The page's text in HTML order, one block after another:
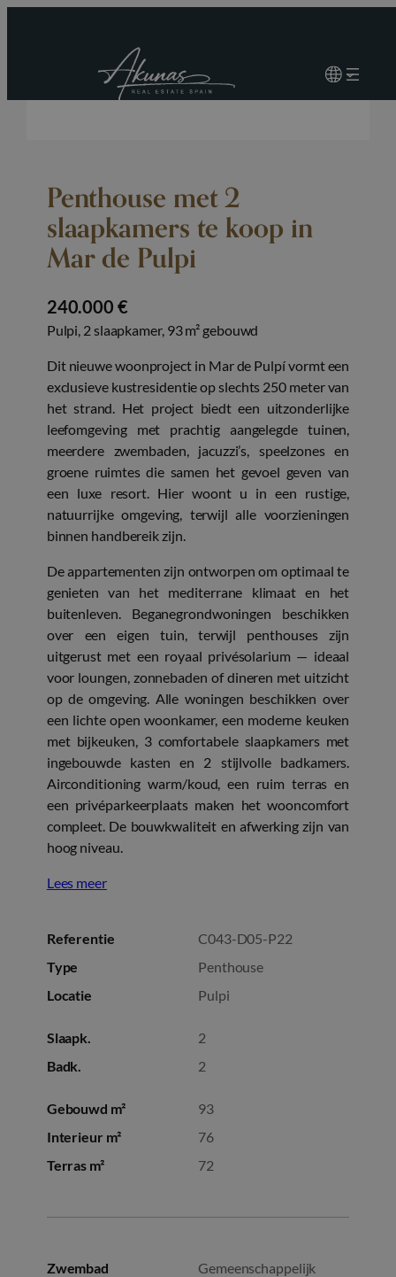
Penthouse met 2
slaapkamers te koop in
Mar de Pulpi
240.000 €
Pulpi, 2 slaapkamer, 93 m² gebouwd
Dit nieuwe woonproject in Mar de Pulpí vormt een
exclusieve kustresidentie op slechts 250 meter van
het strand. Het project biedt een uitzonderlijke
leefomgeving met prachtig aangelegde tuinen,
meerdere zwembaden, jacuzzi’s, speelzones en
groene ruimtes die samen het gevoel geven van
een luxe resort. Hier woont u in een rustige,
natuurrijke omgeving, terwijl alle voorzieningen
binnen handbereik zijn.
De appartementen zijn ontworpen om optimaal te
genieten van het mediterrane klimaat en het
buitenleven. Beganegrondwoningen beschikken
over een eigen tuin, terwijl penthouses zijn
uitgerust met een royaal privé­solarium — ideaal
voor loungen, zonnebaden of dineren met uitzicht
op de omgeving. Alle woningen beschikken over
een lichte open woonkamer, een moderne keuken
met bijkeuken, 3 comfortabele slaapkamers met
ingebouwde kasten en 2 stijlvolle badkamers.
Airconditioning warm/koud, een ruim terras en
een privéparkeerplaats maken het wooncomfort
compleet. De bouwkwaliteit en afwerking zijn van
hoog niveau.
Lees meer
Referentie
C043-D05-P22
Type
Penthouse
Locatie
Pulpi
Slaapk.
2
Badk.
2
Gebouwd m²
93
Interieur m²
76
Terras m²
72
Zwembad
Gemeenschappelijk